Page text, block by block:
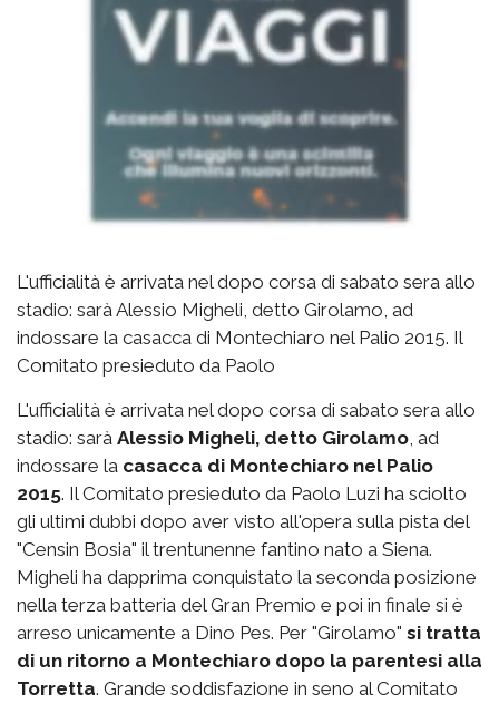
L'ufficialità è arrivata nel dopo corsa di sabato sera allo
stadio: sarà Alessio Migheli, detto Girolamo, ad
indossare la casacca di Montechiaro nel Palio 2015. Il
Comitato presieduto da Paolo
L'ufficialità è arrivata nel dopo corsa di sabato sera allo
stadio: sarà Alessio Migheli, detto Girolamo, ad
indossare la casacca di Montechiaro nel Palio
2015. Il Comitato presieduto da Paolo Luzi ha sciolto
gli ultimi dubbi dopo aver visto all'opera sulla pista del
"Censin Bosia" il trentunenne fantino nato a Siena.
Migheli ha dapprima conquistato la seconda posizione
nella terza batteria del Gran Premio e poi in finale si è
arreso unicamente a Dino Pes. Per "Girolamo" si tratta
di un ritorno a Montechiaro dopo la parentesi alla
Torretta. Grande soddisfazione in seno al Comitato